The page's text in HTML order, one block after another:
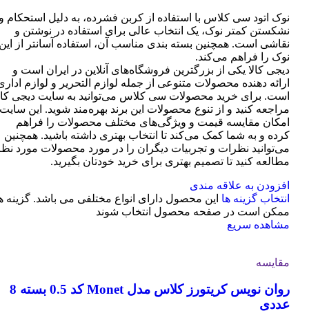
نوک اتود سی کلاس با استفاده از کربن فشرده، به دلیل استحکام
نشکستن کمتر نوک، یک انتخاب عالی برای استفاده در نوشتن و
نقاشی است. همچنین بسته بندی مناسب آن، استفاده آسانتر از
نوک را فراهم می‌کند.
دیجی کالا یکی از بزرگترین فروشگاه‌های آنلاین در ایران است و
ارائه دهنده محصولات متنوعی از جمله لوازم التحریر و لوازم
است. برای خرید محصولات سی کلاس می‌توانید به سایت دیجی
مراجعه کنید و از تنوع محصولات این برند بهره‌مند شوید. این سایت
امکان مقایسه قیمت و ویژگی‌های مختلف محصولات را فراهم
کرده و به شما کمک می‌کند تا انتخاب بهتری داشته باشید. همچنین
می‌توانید نظرات و تجربیات دیگران را در مورد محصولات مورد
مطالعه کنید تا تصمیم بهتری برای خرید خودتان بگیرید.
افزودن به علاقه مندی
انتخاب گزینه ها این محصول دارای انواع مختلفی می باشد. گزینه
ممکن است در صفحه محصول انتخاب شوند
مشاهده سریع
مقایسه
روان نویس کریتورز کلاس مدل Monet کد 0.5 بسته 8
عددی